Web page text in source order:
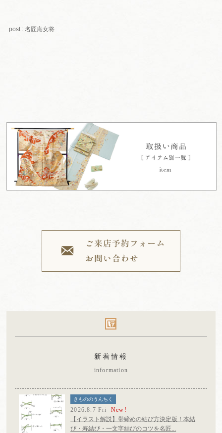
post : 名匠庵女将
新着情報
information
きもののうんちく
2026.8.7 Fri New!
【イラスト解説】帯締めの結び方決定版！本結
び・寿結び・一文字結びのコツを名匠...